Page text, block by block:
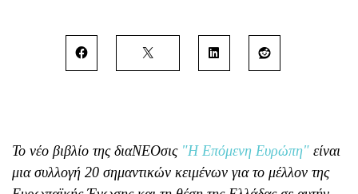
Το νέο βιβλίο της διαΝΕΟσις "Η Επόμενη Ευρώπη" είναι
μια συλλογή 20 σημαντικών κειμένων για το μέλλον της